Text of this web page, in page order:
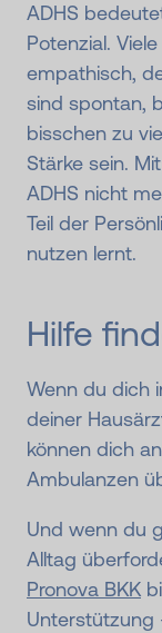
ADHS
Potenzial.
empathisch,
sind spontan,
bisschen zu
Stärke sein.
ADHS nicht
Teil der
nutzen lernt.
Hilfe
Wenn du dich
deiner
können dich
Ambulanzen
Und wenn du
Alltag
Pronova BKK
Unterstützung